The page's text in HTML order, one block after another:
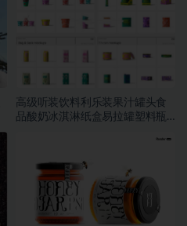
高级听装饮料利乐装果汁罐头食
品酸奶冰淇淋纸盒易拉罐塑料瓶